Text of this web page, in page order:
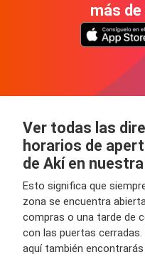
más
Ver todas las
horarios de
de Akí en
Esto significa que
zona se encuentra
compras o una tarde de
con las puertas
aquí también